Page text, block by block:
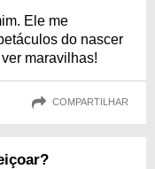
Ele me
do nascer
maravilhas!
COMPARTILHAR